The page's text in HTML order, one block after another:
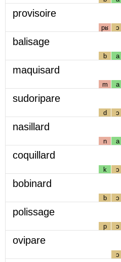
provisoire
pʁ ɔ
balisage
b a
maquisard
m a
sudoripare
d ɔ
nasillard
n a
coquillard
k ɔ
bobinard
b ɔ
polissage
p ɔ
ovipare
ɔ